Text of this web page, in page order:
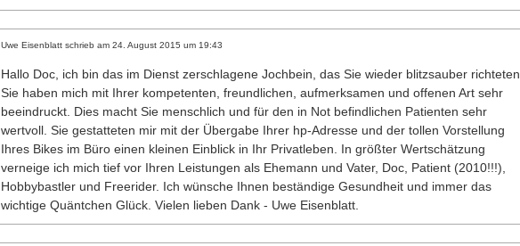
Uwe Eisenblatt schrieb am 24. August 2015 um 19:43
Hallo Doc, ich bin das im Dienst zerschlagene Jochbein, das Sie wieder blitzsauber richteten.
Sie haben mich mit Ihrer kompetenten, freundlichen, aufmerksamen und offenen Art sehr
beeindruckt. Dies macht Sie menschlich und für den in Not befindlichen Patienten sehr
wertvoll. Sie gestatteten mir mit der Übergabe Ihrer hp-Adresse und der tollen Vorstellung
Ihres Bikes im Büro einen kleinen Einblick in Ihr Privatleben. In größter Wertschätzung
verneige ich mich tief vor Ihren Leistungen als Ehemann und Vater, Doc, Patient (2010!!!),
Hobbybastler und Freerider. Ich wünsche Ihnen beständige Gesundheit und immer das
wichtige Quäntchen Glück. Vielen lieben Dank - Uwe Eisenblatt.